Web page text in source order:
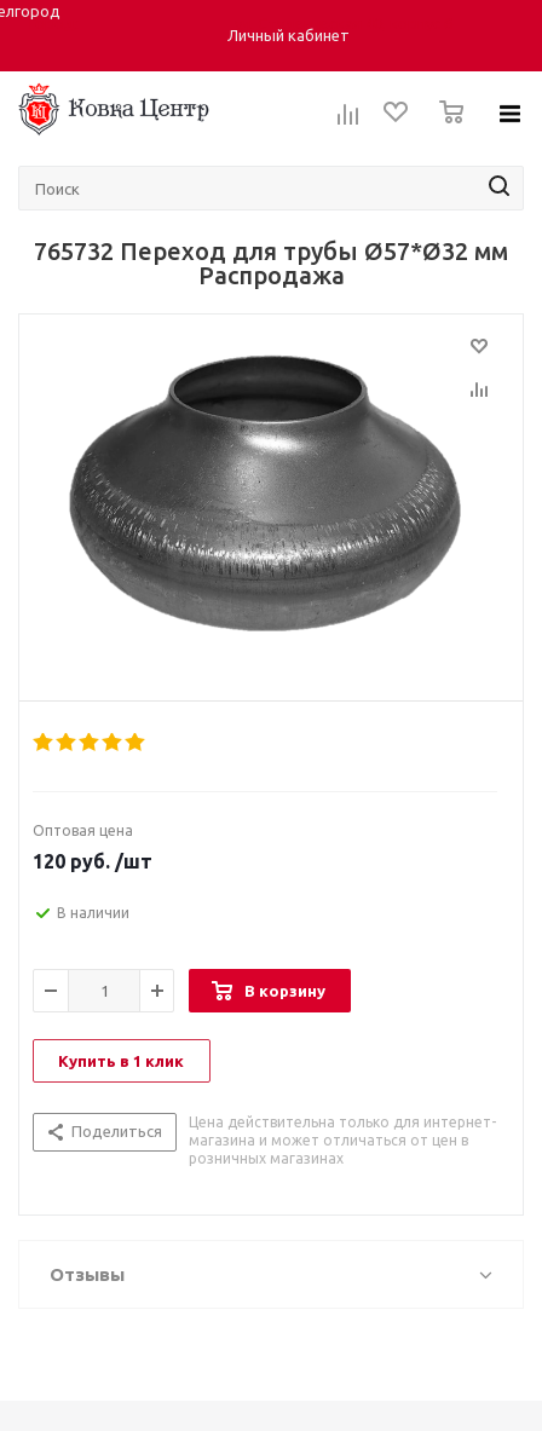
Город:
Личный кабинет
765732 Переход для трубы Ø57*Ø32 мм
Распродажа
Оптовая цена
120 руб. /шт
В наличии
В корзину
Купить в 1 клик
Поделиться
Цена действительна только для интернет-
магазина и может отличаться от цен в
розничных магазинах
Отзывы